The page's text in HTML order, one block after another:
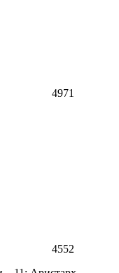
4971
4552